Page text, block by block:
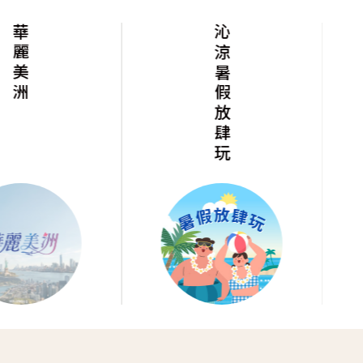
華麗美洲 沁涼暑假放肆玩